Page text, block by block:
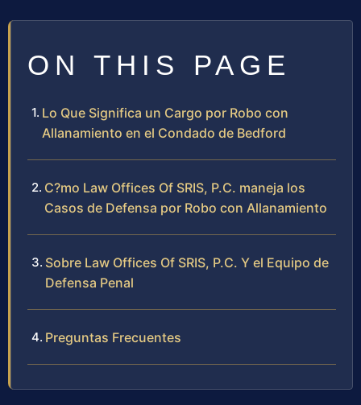
ON THIS PAGE
Lo Que Significa un Cargo por Robo con
Allanamiento en el Condado de Bedford
C?mo Law Offices Of SRIS, P.C. maneja los
Casos de Defensa por Robo con Allanamiento
Sobre Law Offices Of SRIS, P.C. Y el Equipo de
Defensa Penal
Preguntas Frecuentes